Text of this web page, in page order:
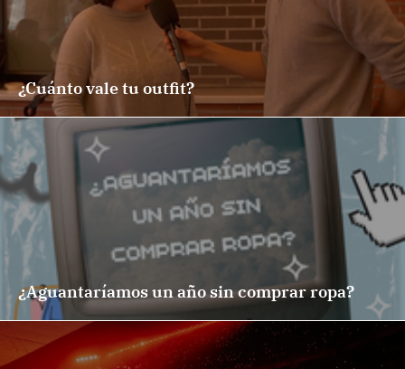
¿Cuánto vale tu outfit?
¿Aguantaríamos un año sin comprar ropa?